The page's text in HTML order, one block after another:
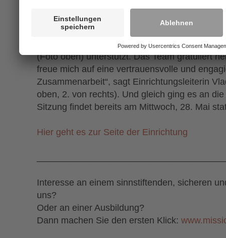
das Team des Altenpflegeheims herzlich
Der neue Einrichtungsbeirat besteht aus Frau
gewählt wurde und wird künftig von Frau Kiehl
(Foto oben) unterstützt. Das Team gratuliert
freue mich auf eine vertrauensvolle und
Zusammenarbeit“, sagt Einrichtungsleiterin
oben, 2. von rechts). Und gleich ging es an
Sitzung findet bereits am Mittwoch, 28. Mai
Hier geht es zur Seite der Einrichtung
Interesse an einem sinnstiftenden, sicheren
uns?
Oder an einer Ausbildung?
Dann machen Sie den ersten Klick: